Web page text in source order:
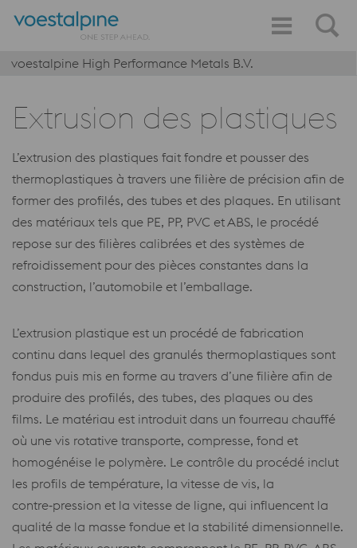
voestalpine High Performance Metals B.V.
Extrusion des plastiques
L’extrusion des plastiques fait fondre et pousser des
thermoplastiques à travers une filière de précision afin de
former des profilés, des tubes et des plaques. En utilisant
des matériaux tels que PE, PP, PVC et ABS, le procédé
repose sur des filières calibrées et des systèmes de
refroidissement pour des pièces constantes dans la
construction, l’automobile et l’emballage.
L’extrusion plastique est un procédé de fabrication
continu dans lequel des granulés thermoplastiques sont
fondus puis mis en forme au travers d’une filière afin de
produire des profilés, des tubes, des plaques ou des
films. Le matériau est introduit dans un fourreau chauffé
où une vis rotative transporte, compresse, fond et
homogénéise le polymère. Le contrôle du procédé inclut
les profils de température, la vitesse de vis, la
contre‑pression et la vitesse de ligne, qui influencent la
qualité de la masse fondue et la stabilité dimensionnelle.